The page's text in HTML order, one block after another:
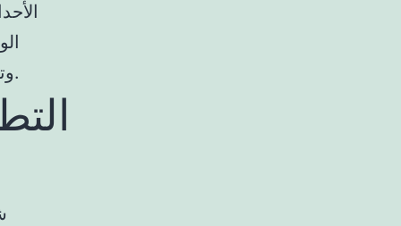
وتشجيع الحوار البناء حول القضايا المصيرية التي تواجه عالمنا اليوم.